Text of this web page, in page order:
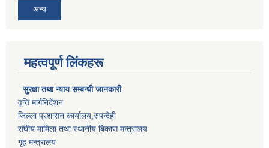
अन्य
महत्वपूर्ण लिंकहरू
सुरक्षा तथा न्याय सम्बन्धी जानकारी
वृत्ति मार्गनिर्देशन
जिल्ला प्रशासन कार्यालय,रुपन्देही
संघीय मामिला तथा स्थानीय बिकास मन्त्रालय
गृह मन्त्रालय